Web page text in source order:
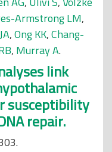
Armstrong LM,
,Ong KK,Chang-
, Murray A.
link
susceptibility
repair.